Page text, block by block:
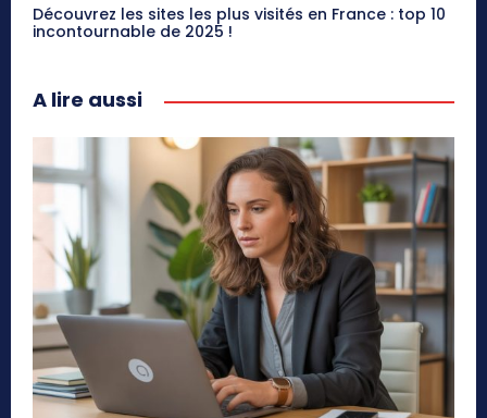
Découvrez les sites les plus visités en France : top 10
incontournable de 2025 !
A lire aussi